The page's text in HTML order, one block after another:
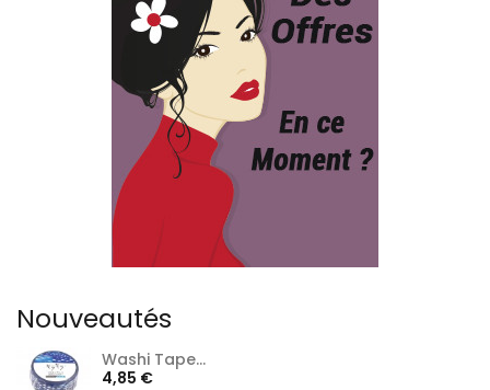
Nouveautés
Washi Tape...
Prix
4,85 €